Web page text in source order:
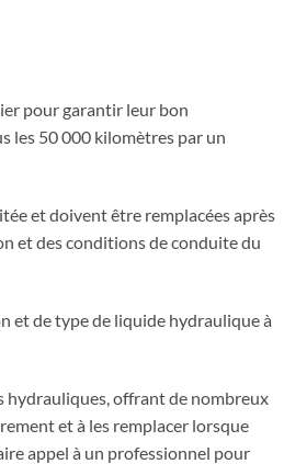
pour garantir leur bon
les 50 000 kilomètres par un
et doivent être remplacées après
et des conditions de conduite du
et de type de liquide hydraulique à
hydrauliques, offrant de nombreux
et à les remplacer lorsque
appel à un professionnel pour